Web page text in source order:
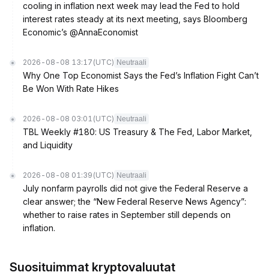
cooling in inflation next week may lead the Fed to hold
interest rates steady at its next meeting, says Bloomberg
Economic’s @AnnaEconomist
2026-08-08 13:17 (UTC) Neutraali
Why One Top Economist Says the Fed’s Inflation Fight Can’t
Be Won With Rate Hikes
2026-08-08 03:01 (UTC) Neutraali
TBL Weekly #180: US Treasury & The Fed, Labor Market,
and Liquidity
2026-08-08 01:39 (UTC) Neutraali
July nonfarm payrolls did not give the Federal Reserve a
clear answer; the “New Federal Reserve News Agency”:
whether to raise rates in September still depends on
inflation.
Suosituimmat kryptovaluutat